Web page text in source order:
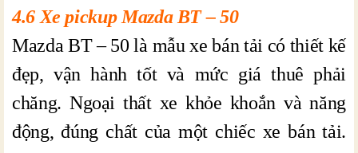
4.6 Xe pickup Mazda BT – 50
Mazda BT – 50 là mẫu xe bán tải có thiết kế
đẹp, vận hành tốt và mức giá thuê phải
chăng. Ngoại thất xe khỏe khoắn và năng
động, đúng chất của một chiếc xe bán tải.